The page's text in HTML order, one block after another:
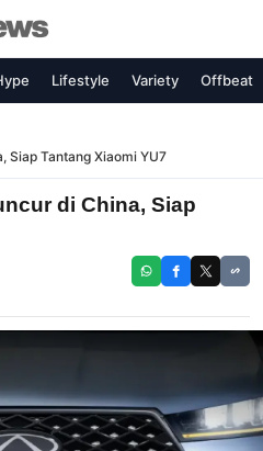
Lifestyle Variety Offbeat
Siap Tantang Xiaomi YU7
di China, Siap